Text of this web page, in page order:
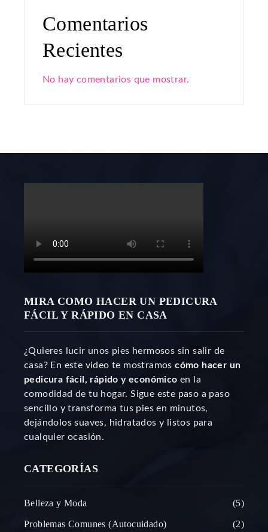
Comentarios
Recientes
No hay comentarios que mostrar.
MIRA COMO HACER UN PEDICURA
FÁCIL Y RÁPIDO EN CASA
¿Quieres lucir unos pies hermosos sin salir de
casa? En este video te mostramoscómo hacer un
pedicura fácil, rápido y económico en la
comodidad de tu hogar. Sigue este paso a paso
sencillo y transforma tus pies en minutos,
dejándolos suaves, hidratados y listos para
cualquier ocasión.
CATEGORÍAS
Belleza y Moda 5
Problemas Comunes (Autocuidado) 2